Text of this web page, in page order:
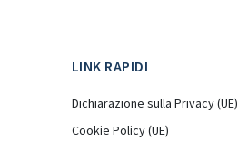
LINK RAPIDI
Dichiarazione sulla Privacy (UE)
Cookie Policy (UE)